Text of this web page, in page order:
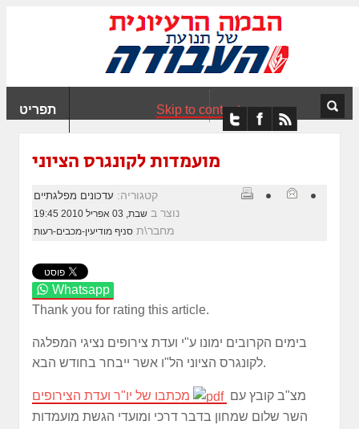
תפריט Skip to content
מועמדות לקונגרס הציוני
קטגוריה: עדכונים מפלגתיים
נוצר ב שבת, 03 אפריל 2010 19:45
מחבר\ת סניף מודיעין-מכבים-רעות
Whatsapp
Thank you for rating this article.
בימים הקרובים ימונו ע"י ועדת צירופים נציגי המפלגה
לקונגרס הציוני הל"ו אשר ייבחר בחודש הבא.
מצ"ב קובץ עם
מכתבו של יו"ר ועדת הצירופים
השר שלום שמחון בדבר דרכי ומועדי הגשת מועמדות